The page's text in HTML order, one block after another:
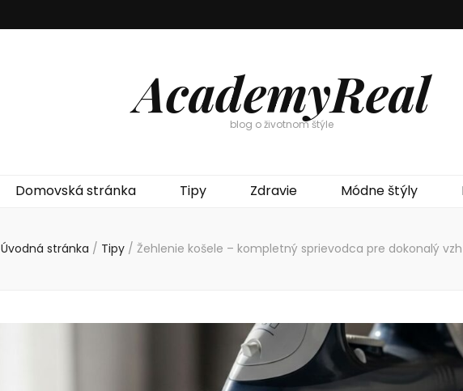
AcademyReal
blog o životnom štýle
Domovská stránka Tipy Zdravie Módne štýly
Úvodná stránka / Tipy / Žehlenie košele – kompletný sprievodca pre dokonalý